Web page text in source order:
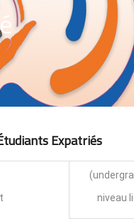
ExpatriÉS
niveau